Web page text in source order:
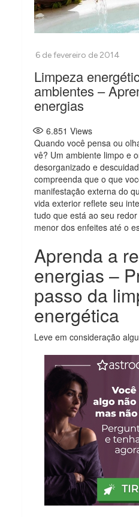
Limpeza
ambientes –
energias
6.851 Views
Quando você pensa ou
vê? Um ambiente limpo e
desorganizado e
compreenda que o que
manifestação externa do
vida exterior reflete seu
tudo que está ao seu
menor dos enfeites até o
Aprenda a
energias –
passo da
energética
Leve em consideração